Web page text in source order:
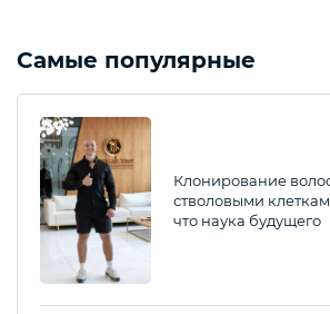
Самые популярные
Клонирование
стволовыми
что наука будущего